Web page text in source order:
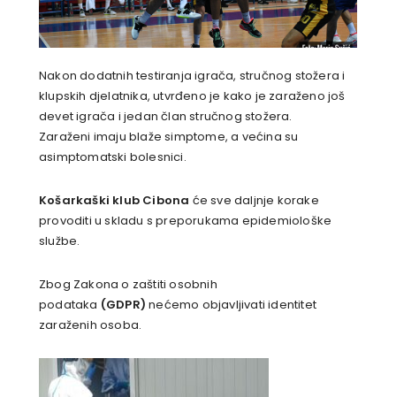
Nakon dodatnih testiranja igrača, stručnog stožera i
klupskih djelatnika, utvrđeno je kako je zaraženo još
devet igrača i jedan član stručnog stožera.
Zaraženi imaju blaže simptome, a većina su
asimptomatski bolesnici.
Košarkaški klub Cibona će sve daljnje korake
provoditi u skladu s preporukama epidemiološke
službe.
Zbog Zakona o zaštiti osobnih
podataka (GDPR) nećemo objavljivati identitet
zaraženih osoba.